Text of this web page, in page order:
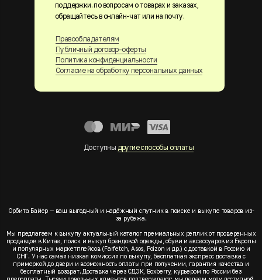
Правообладателям
Публичный договор-оферты
Политика конфиденциальности
Согласие на обработку персональных данных
Доступны другие способы оплаты
поддержки. по вопросам о товарах и заказах,
обращайтесь в онлайн-чат или на почту.
Орбита Байер — ваш выгодный и надёжный спутник в поиске и выкупе товаров из-
за рубежа.
Мы предлагаем к выкупу актуальный каталог премиальных реплик от проверенных
продавцов в Китае, поиск и выкуп брендовой одежды, обуви и аксессуаров из Европы
и популярных маркетплейсов (Farfetch, Asos, Poizon и др.) с доставкой в Россию и
СНГ. У нас самая низкая комиссия по выкупу, бесплатная экспресс доставка с
примеркой до двери и возможность оплаты при получении, гарантия качества и
бесплатный возврат. Доставка через СДЭК, Boxberry, курьером по России без